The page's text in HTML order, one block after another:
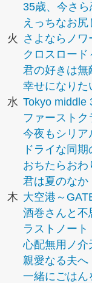
35歳、今さ
えっちなお尻
火
さよならノワ
クロスロード
君の好きは無
幸せになりた
水 Tokyo middle
ファースト
今夜もシリア
ドライな同
おちたらおわ
君は夏のなか
木 大空港～
酒巻さんと不
ラストノート
心配無用ノ介
親愛なる夫へ
一緒にごはん